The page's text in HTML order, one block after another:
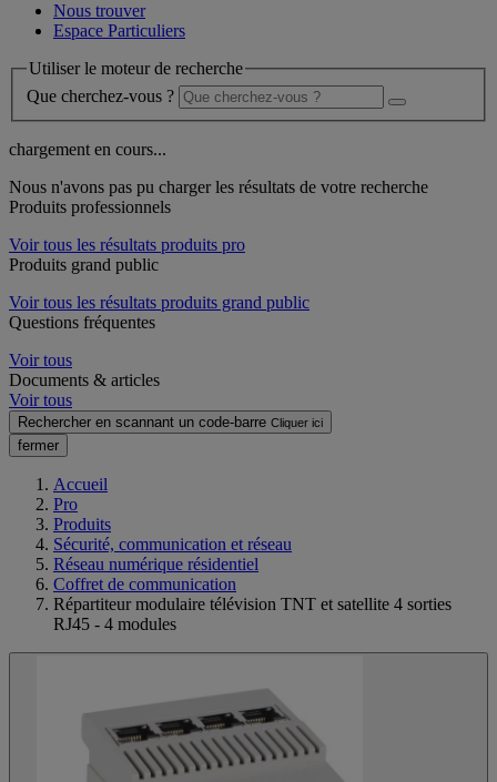
Nous trouver
Espace Particuliers
Utiliser le moteur de recherche
Que cherchez-vous ?
chargement en cours...
Nous n'avons pas pu charger les résultats de votre recherche
Produits professionnels
Voir tous les résultats produits pro
Produits grand public
Voir tous les résultats produits grand public
Questions fréquentes
Voir tous
Documents & articles
Voir tous
Rechercher en scannant un code-barre Cliquer ici
fermer
Accueil
Pro
Produits
Sécurité, communication et réseau
Réseau numérique résidentiel
Coffret de communication
Répartiteur modulaire télévision TNT et satellite 4 sorties
RJ45 - 4 modules